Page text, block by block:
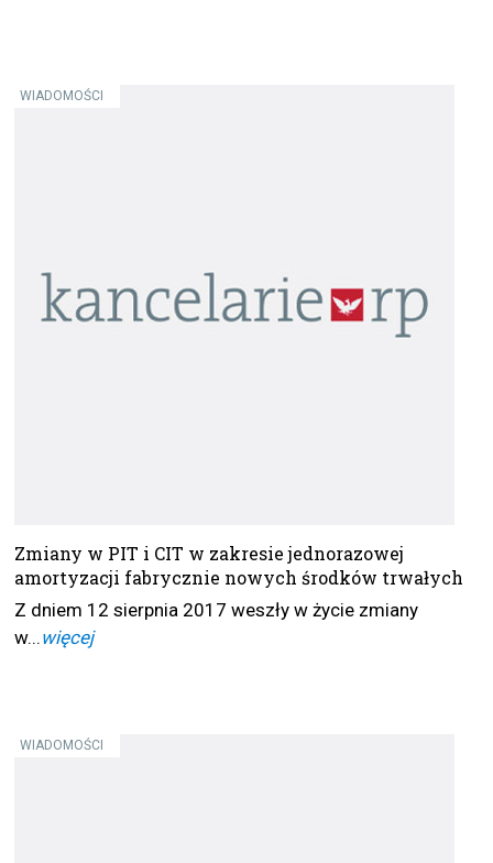
WIADOMOŚCI
Zmiany w PIT i CIT w zakresie jednorazowej
amortyzacji fabrycznie nowych środków trwałych
Z dniem 12 sierpnia 2017 weszły w życie zmiany
w...więcej
WIADOMOŚCI